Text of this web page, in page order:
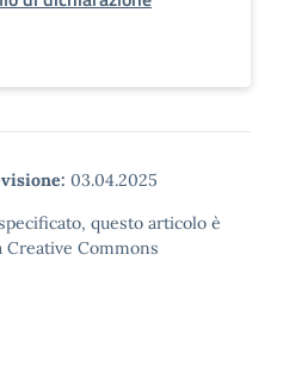
03.04.2025
questo articolo è
Commons